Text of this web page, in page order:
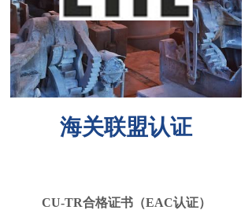
海关联盟认证
CU-TR合格证书（EAC认证）